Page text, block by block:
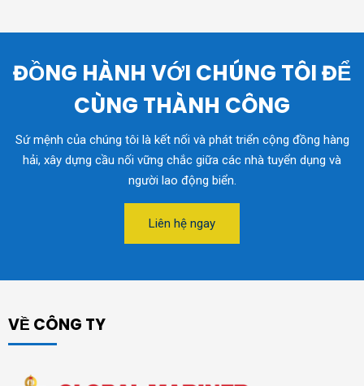
ĐỒNG HÀNH VỚI CHÚNG TÔI ĐỂ
CÙNG THÀNH CÔNG
Sứ mệnh của chúng tôi là kết nối và phát triển cộng đồng hàng
hải, xây dựng cầu nối vững chắc giữa các nhà tuyển dụng và
người lao động biển.
Liên hệ ngay
VỀ CÔNG TY